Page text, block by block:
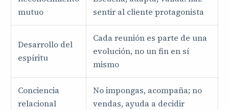
mutuo
sentir al cliente protagonista
Desarrollo del
espíritu
Cada reunión es parte de una
evolución, no un fin en sí
mismo
Conciencia
relacional
No impongas, acompaña; no
vendas, ayuda a decidir